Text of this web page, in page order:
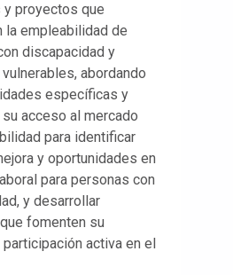
y proyectos que
la empleabilidad de
discapacidad y
abordando
específicas y
acceso al mercado
para identificar
y oportunidades en
para personas con
y desarrollar
fomenten su
activa en el